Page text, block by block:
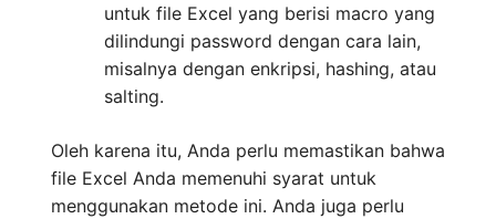
untuk file Excel yang berisi macro yang
dilindungi password dengan cara lain,
misalnya dengan enkripsi, hashing, atau
salting.
Oleh karena itu, Anda perlu memastikan bahwa
file Excel Anda memenuhi syarat untuk
menggunakan metode ini. Anda juga perlu